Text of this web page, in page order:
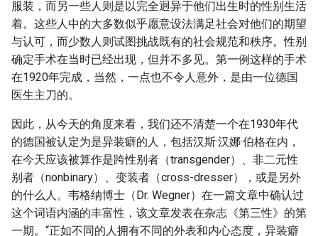
服装，而另一些人则是以完全迥异于他们出生时的性别生活
着。这些人中的大多数似乎愿意设法满足社会对他们的期望
与认可，而少数人则试图挑战既有的社会规范和秩序。性别
确定手术在当时已经出现，但并不多见。第一例这样的手术
在1920年完成，当然，一点也不令人意外，是由一位德国
医生主刀的。
因此，从今天的角度来看，我们还不清楚一个在1930年代
的德国被认定为是异装癖的人，包括汉斯·汉娜·伯格在内，
在今天应该被算作是跨性别者（transgender）、非二元性
别者（nonbinary）、变装者（cross-dresser），或是另外
的什么人。韦格纳博士（Dr. Wegner）在一篇文章中确认过
这个词语内涵的丰富性，该文章发表在杂志《第三性》的第
一期。“正如不同的人拥有不同的外表和内心态度，异装癖